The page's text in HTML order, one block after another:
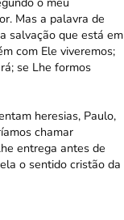
Mas a palavra de
salvação que está em
com Ele viveremos;
se Lhe formos
heresias, Paulo,
chamar
entrega antes de
o sentido cristão da